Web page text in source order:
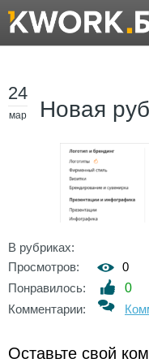
24
мар Новая
В рубриках:
Просмотров:
0
Понравилось:
0
Комментарии:
Оставьте свой